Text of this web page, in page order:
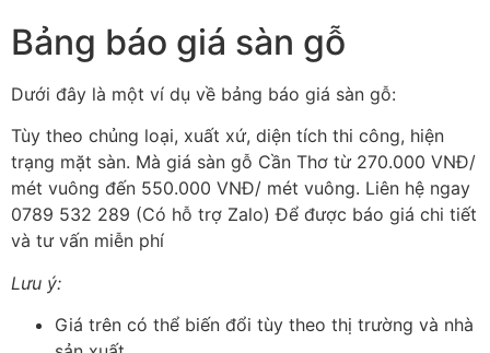
Bảng báo giá sàn gỗ
Dưới đây là một ví dụ về bảng báo giá sàn gỗ:
Tùy theo chủng loại, xuất xứ, diện tích thi công, hiện
trạng mặt sàn. Mà giá sàn gỗ Cần Thơ từ 270.000 VNĐ/
mét vuông đến 550.000 VNĐ/ mét vuông. Liên hệ ngay
0789 532 289 (Có hỗ trợ Zalo) Để được báo giá chi tiết
và tư vấn miễn phí
Lưu ý:
Giá trên có thể biến đổi tùy theo thị trường và nhà